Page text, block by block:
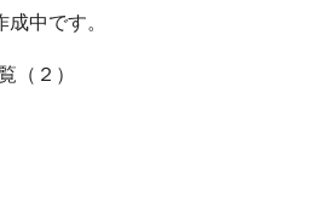
中です。
（２）